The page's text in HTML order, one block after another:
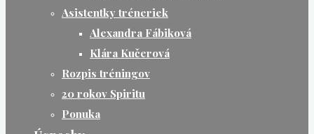
Asistentky tréneriek
Alexandra Fábiková
Klára Kučerová
Rozpis tréningov
20 rokov Spiritu
Ponuka